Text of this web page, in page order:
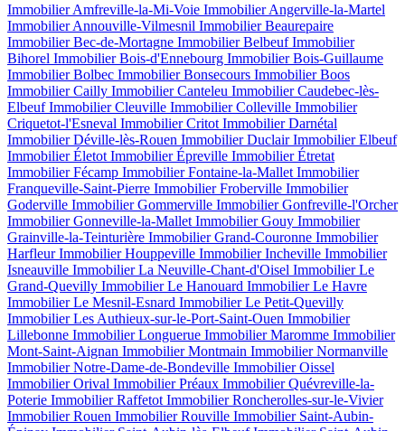
Immobilier Amfreville-la-Mi-Voie Immobilier Angerville-la-Martel
Immobilier Annouville-Vilmesnil Immobilier Beaurepaire
Immobilier Bec-de-Mortagne Immobilier BelbeufImmobilier
Bihorel Immobilier Bois-d'Ennebourg Immobilier Bois-Guillaume
Immobilier Bolbec Immobilier Bonsecours Immobilier Boos
Immobilier Cailly Immobilier Canteleu Immobilier Caudebec-lès-
ElbeufImmobilier Cleuville Immobilier Colleville Immobilier
Criquetot-l'Esneval Immobilier Critot Immobilier Darnétal
Immobilier Déville-lès-Rouen Immobilier DuclairImmobilier Elbeuf
Immobilier Életot Immobilier Épreville Immobilier Étretat
Immobilier Fécamp Immobilier Fontaine-la-Mallet Immobilier
Franqueville-Saint-Pierre Immobilier Froberville Immobilier
Goderville Immobilier Gommerville Immobilier Gonfreville-l'Orcher
Immobilier Gonneville-la-Mallet Immobilier Gouy Immobilier
Grainville-la-Teinturière Immobilier Grand-Couronne Immobilier
HarfleurImmobilier Houppeville Immobilier Incheville Immobilier
Isneauville Immobilier La Neuville-Chant-d'Oisel Immobilier Le
Grand-Quevilly Immobilier Le Hanouard Immobilier Le Havre
Immobilier Le Mesnil-Esnard Immobilier Le Petit-Quevilly
Immobilier Les Authieux-sur-le-Port-Saint-Ouen Immobilier
Lillebonne Immobilier Longuerue Immobilier Maromme Immobilier
Mont-Saint-Aignan Immobilier Montmain Immobilier Normanville
Immobilier Notre-Dame-de-Bondeville Immobilier Oissel
Immobilier Orival Immobilier Préaux Immobilier Quévreville-la-
Poterie Immobilier Raffetot Immobilier Roncherolles-sur-le-Vivier
Immobilier Rouen Immobilier Rouville Immobilier Saint-Aubin-